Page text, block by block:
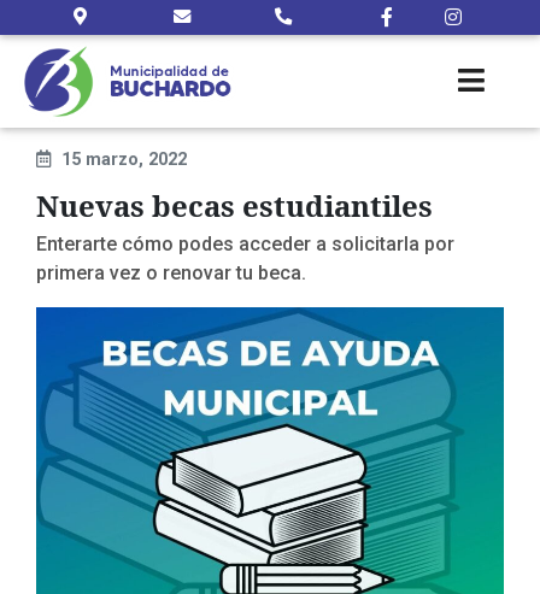
15 marzo, 2022
Nuevas becas estudiantiles
Enterarte cómo podes acceder a solicitarla por
primera vez o renovar tu beca.